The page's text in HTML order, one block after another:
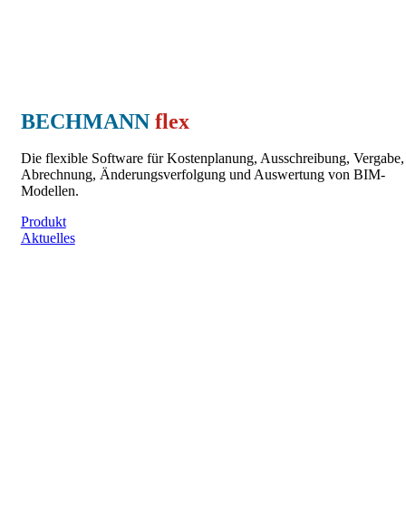
BECHMANN flex
Die flexible Software für Kostenplanung, Ausschreibung, Vergabe,
Abrechnung, Änderungsverfolgung und Auswertung von BIM-
Modellen.
Produkt
Aktuelles